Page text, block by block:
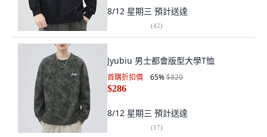
8/12 星期三 預計送達
(42)
Jyubiu 男士都會版型大學T恤
首購折扣價 65%$820
$286
8/12 星期三 預計送達
(17)